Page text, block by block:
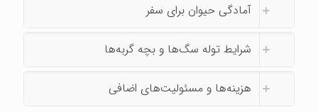
آمادگی حیوان برای سفر
شرایط توله‌ سگ‌ها و بچه‌ گربه‌ها
هزینه‌ها و مسئولیت‌های اضافی